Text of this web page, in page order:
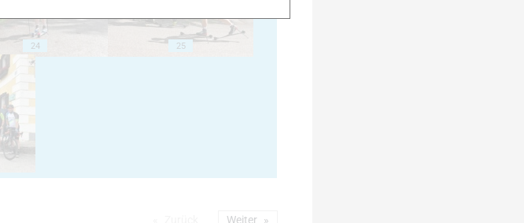
24 25
Weiter